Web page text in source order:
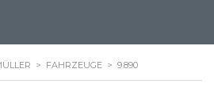
> FAHRZEUGE > 9.890